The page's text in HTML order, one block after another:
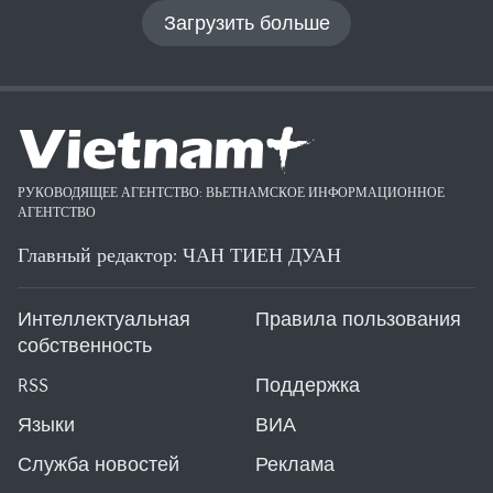
Загрузить больше
РУКОВОДЯЩЕЕ АГЕНТСТВО: ВЬЕТНАМСКОЕ ИНФОРМАЦИОННОЕ
АГЕНТСТВО
Главный редактор: ЧАН ТИЕН ДУАН
Интеллектуальная
собственность
Правила пользования
RSS
Поддержка
Языки
ВИА
Служба новостей
Реклама